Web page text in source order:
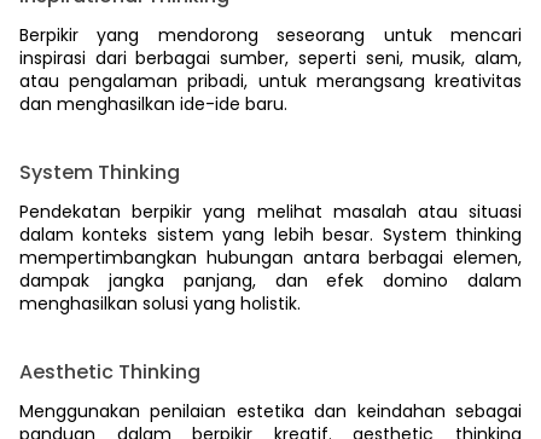
Berpikir yang mendorong seseorang untuk mencari
inspirasi dari berbagai sumber, seperti seni, musik, alam,
atau pengalaman pribadi, untuk merangsang kreativitas
dan menghasilkan ide-ide baru.
System Thinking
Pendekatan berpikir yang melihat masalah atau situasi
dalam konteks sistem yang lebih besar. System thinking
mempertimbangkan hubungan antara berbagai elemen,
dampak jangka panjang, dan efek domino dalam
menghasilkan solusi yang holistik.
Aesthetic Thinking
Menggunakan penilaian estetika dan keindahan sebagai
panduan dalam berpikir kreatif. aesthetic thinking